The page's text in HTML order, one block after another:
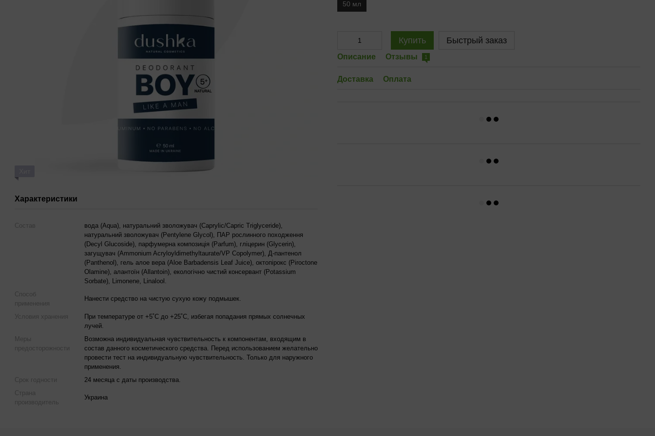
Характеристики
Состав
вода (Aqua), натуральний зволожувач (Caprylic/Capric Triglyceride),
натуральний зволожувач (Pentylene Glycol), ПАР рослинного походження
(Decyl Glucoside), парфумерна композиція (Parfum), гліцерин (Glycerin),
загущувач (Ammonium Acryloyldimethyltaurate/VP Copolymer), Д-пантенол
(Panthenol), гель алое вера (Aloe Barbadensis Leaf Juice), октопірокс (Piroctone
Olamine), алантоїн (Аllantoin), екологічно чистий консервант (Potassium
Sorbate), Limonene, Linalool.
Способ
применения
Нанести средство на чистую сухую кожу подмышек.
Условия хранения
При температуре от +5˚С до +25˚С, избегая попадания прямых солнечных
лучей.
Меры
предосторожности
Возможна индивидуальная чувствительность к компонентам, входящим в
состав данного косметического средства. Перед использованием желательно
провести тест на индивидуальную чувствительность. Только для наружного
применения.
Срок годности
24 месяца с даты производства.
Страна
производитель
Украина
50 мл
Купить Быстрый заказ
Описание Отзывы 1
Доставка Оплата